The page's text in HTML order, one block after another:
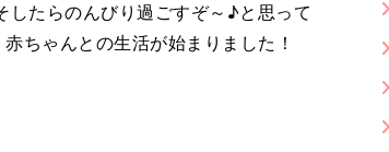
たらのんびり過ごすぞ～♪と思って
ちゃんとの生活が始まりました！